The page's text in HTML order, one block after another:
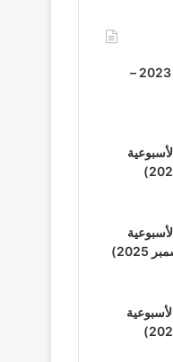
جميع أنميات خريف 2023 –